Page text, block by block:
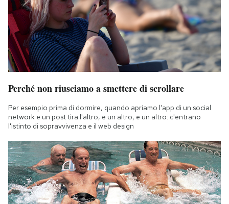
Perché non riusciamo a smettere di scrollare
Per esempio prima di dormire, quando apriamo l'app di un social
network e un post tira l'altro, e un altro, e un altro: c'entrano
l'istinto di sopravvivenza e il web design